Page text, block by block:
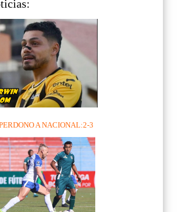
A NACIONAL:2-3